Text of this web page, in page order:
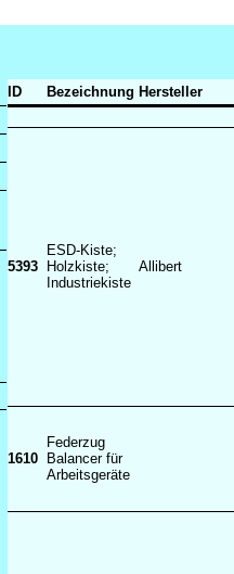
ID Bezeichnung Hersteller
5393
ESD-Kiste;
Holzkiste;
Industriekiste
Allibert
1610
Federzug
Balancer für
Arbeitsgeräte